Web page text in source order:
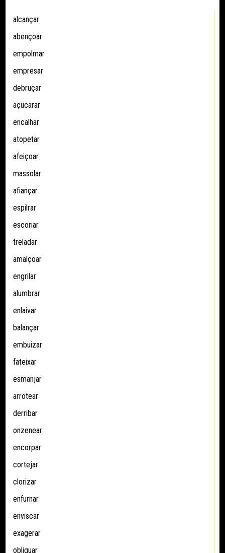
alcançar
abençoar
empolmar
empresar
debruçar
açucarar
encalhar
atopetar
afeiçoar
massolar
afiançar
espilrar
escoriar
treladar
amalçoar
engrilar
alumbrar
enlaivar
balançar
embuizar
fateixar
esmanjar
arrotear
derribar
onzenear
encorpar
cortejar
clorizar
enfurnar
enviscar
exagerar
obliquar